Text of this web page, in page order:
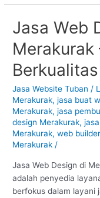
Jasa Web
Merakurak
Jasa Website Tuban /
Merakurak,jasa buat
Merakurak,jasa
design Merakurak,
Merakurak,web
Merakurak /
Jasa Web Design di
adalah penyedia
berfokus dalam layani
Jasa
Web
Design
di
Merakurak
–
Tuban
:
Murah
Berkualitas